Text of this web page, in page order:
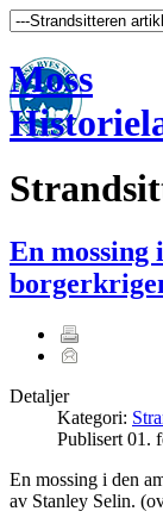
Moss
En mossing
Detaljer
Kategori:
Publisert 01.
En mossing i den
av Stanley Selin.